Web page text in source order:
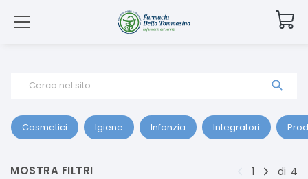
Cerca nel sito
Cosmetici Igiene Infanzia Integratori
MOSTRA FILTRI 1 di 4